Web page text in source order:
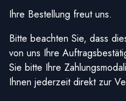
Ihre Bestellung freut uns.
Bitte beachten Sie, dass
von uns Ihre
Sie bitte Ihre
Ihnen jederzeit direkt zur